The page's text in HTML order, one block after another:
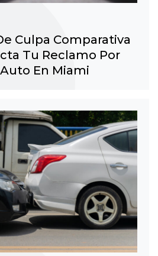
Culpa Comparativa
Tu Reclamo Por
En Miami